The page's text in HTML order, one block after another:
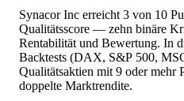
Synacor Inc erreicht 3 von 10
Qualitätsscore — zehn binäre
Rentabilität und Bewertung. In
Backtests (DAX, S&P 500,
Qualitätsaktien mit 9 oder mehr
doppelte Marktrendite.